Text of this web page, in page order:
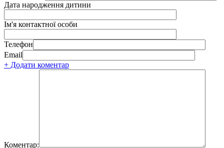
Дата народження дитини
Ім'я контактної особи
Телефон
Email
+ Додати коментар
Коментар: